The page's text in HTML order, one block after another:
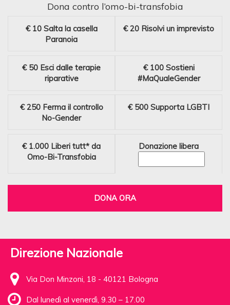
Dona contro l’omo-bi-transfobia
€ 10 Salta la casella
Paranoia
€ 20 Risolvi un imprevisto
€ 50 Esci dalle terapie
riparative
€ 100 Sostieni
#MaQualeGender
€ 250 Ferma il controllo
No-Gender
€ 500 Supporta LGBTI
€ 1.000 Liberi tutt* da
Omo-Bi-Transfobia
Donazione libera
DONA ORA
Direzione Nazionale
Via Don Minzoni, 18 - 40121 Bologna
Dal lunedì al venerdì, 9.30 – 17.00